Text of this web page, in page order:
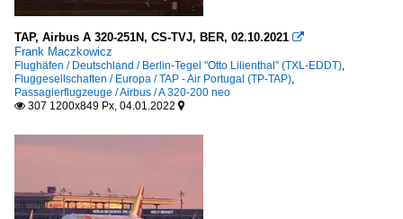
TAP, Airbus A 320-251N, CS-TVJ, BER, 02.10.2021 
Frank Maczkowicz
Flughäfen / Deutschland / Berlin-Tegel "Otto Lilienthal" (TXL-EDDT)
Fluggesellschaften / Europa / TAP - Air Portugal (TP-TAP)
Passagierflugzeuge / Airbus / A 320-200 neo
 307 1200x849 Px, 04.01.2022 